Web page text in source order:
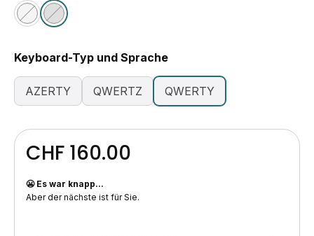
Keyboard-Typ und Sprache
AZERTY QWERTZ QWERTY
CHF 160.00
😬 Es war knapp...
Aber der nächste ist für Sie.